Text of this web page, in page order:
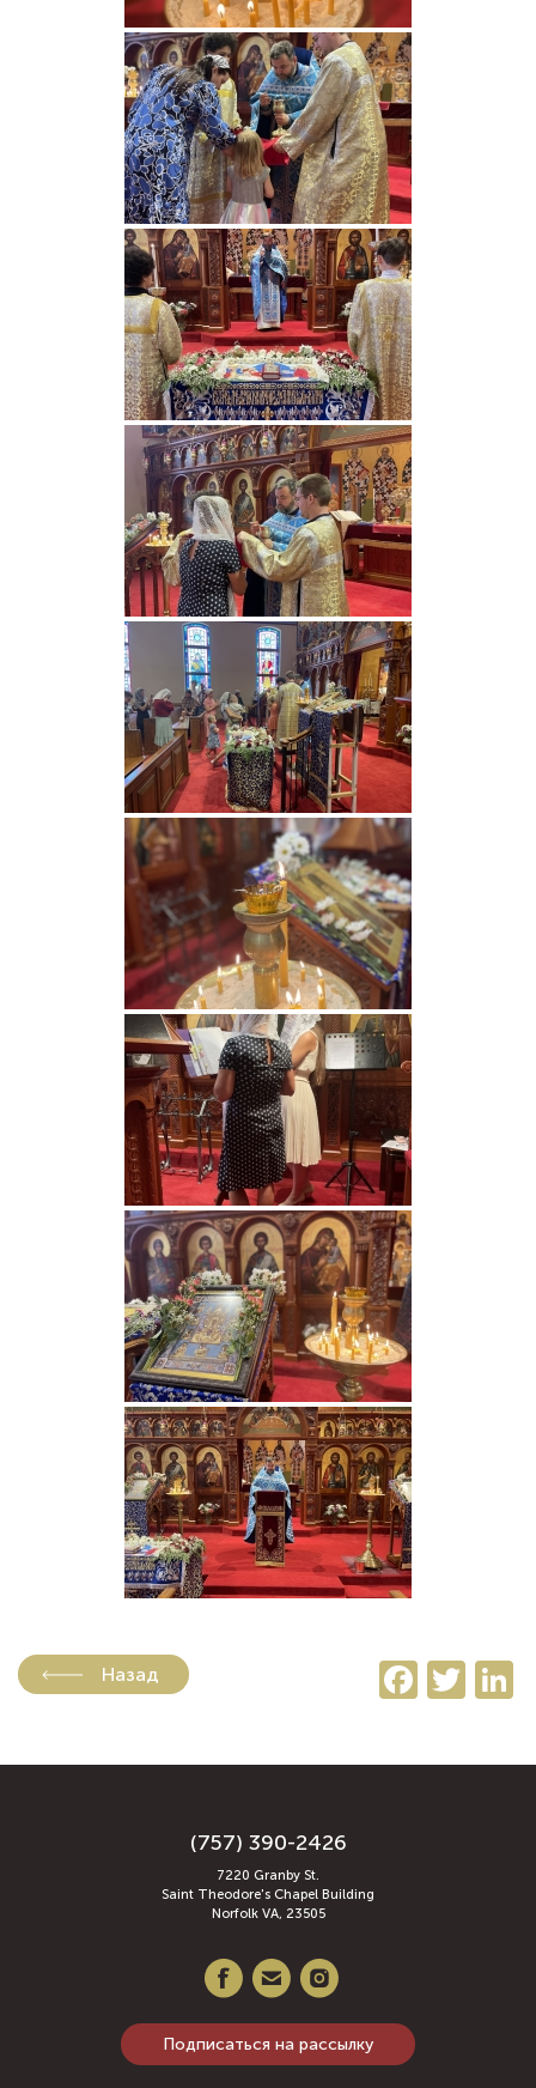
Назад
(757) 390-2426
7220 Granby St.
Saint Theodore's Chapel Building
Norfolk VA, 23505
Подписаться на рассылку